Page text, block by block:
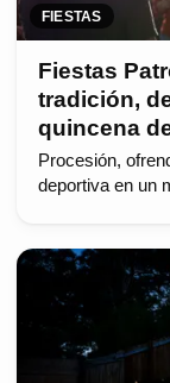
FIESTAS
Fiestas
tradición,
quincena
Procesión,
deportiva en un